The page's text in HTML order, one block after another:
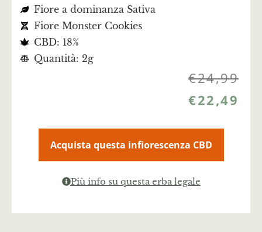
Fiore a dominanza Sativa
Fiore Monster Cookies
CBD: 18%
Quantità: 2g
€24,99
€22,49
Acquista questa infiorescenza CBD
Più info su questa erba legale